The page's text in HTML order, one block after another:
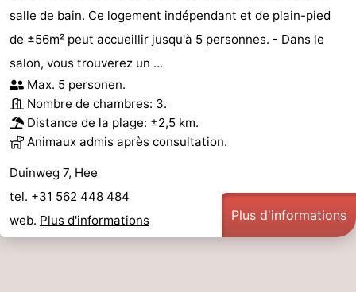
salle de bain. Ce logement indépendant et de plain-pied
de ±56m² peut accueillir jusqu'à 5 personnes. - Dans le
salon, vous trouverez un ...
Max. 5 personen.
Nombre de chambres: 3.
Distance de la plage: ±2,5 km.
Animaux admis après consultation.
Duinweg 7, Hee
tel. +31 562 448 484
web. Plus d'informations Plus d'informations